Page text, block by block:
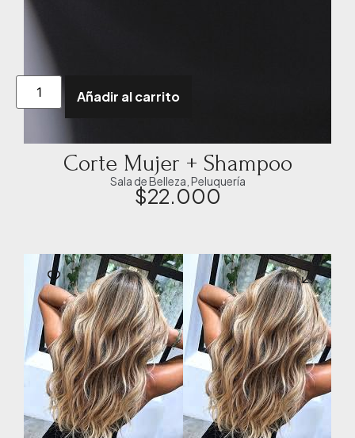
Añadir al carrito
Corte Mujer + Shampoo
Sala de Belleza Peluquería
$22.000